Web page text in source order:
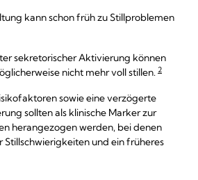
kann schon früh zu Stillproblemen
sekretorischer Aktivierung können
nicht mehr voll stillen. 2
sowie eine verzögerte
sollten als klinische Marker zur
herangezogen werden, bei denen
Stillschwierigkeiten und ein früheres